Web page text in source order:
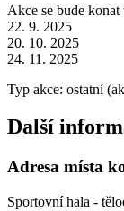
Akce se bude
22. 9. 2025
20. 10. 2025
24. 11. 2025
Typ akce: ostatní
Další
Adresa místa
Sportovní hala -